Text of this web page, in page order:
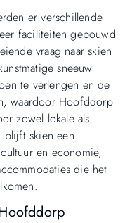
er verschillende
faciliteiten gebouwd
vraag naar skien
sneeuw
te verlengen en de
waardoor Hoofddorp
zowel lokale als
blijft skien een
en economie,
die het